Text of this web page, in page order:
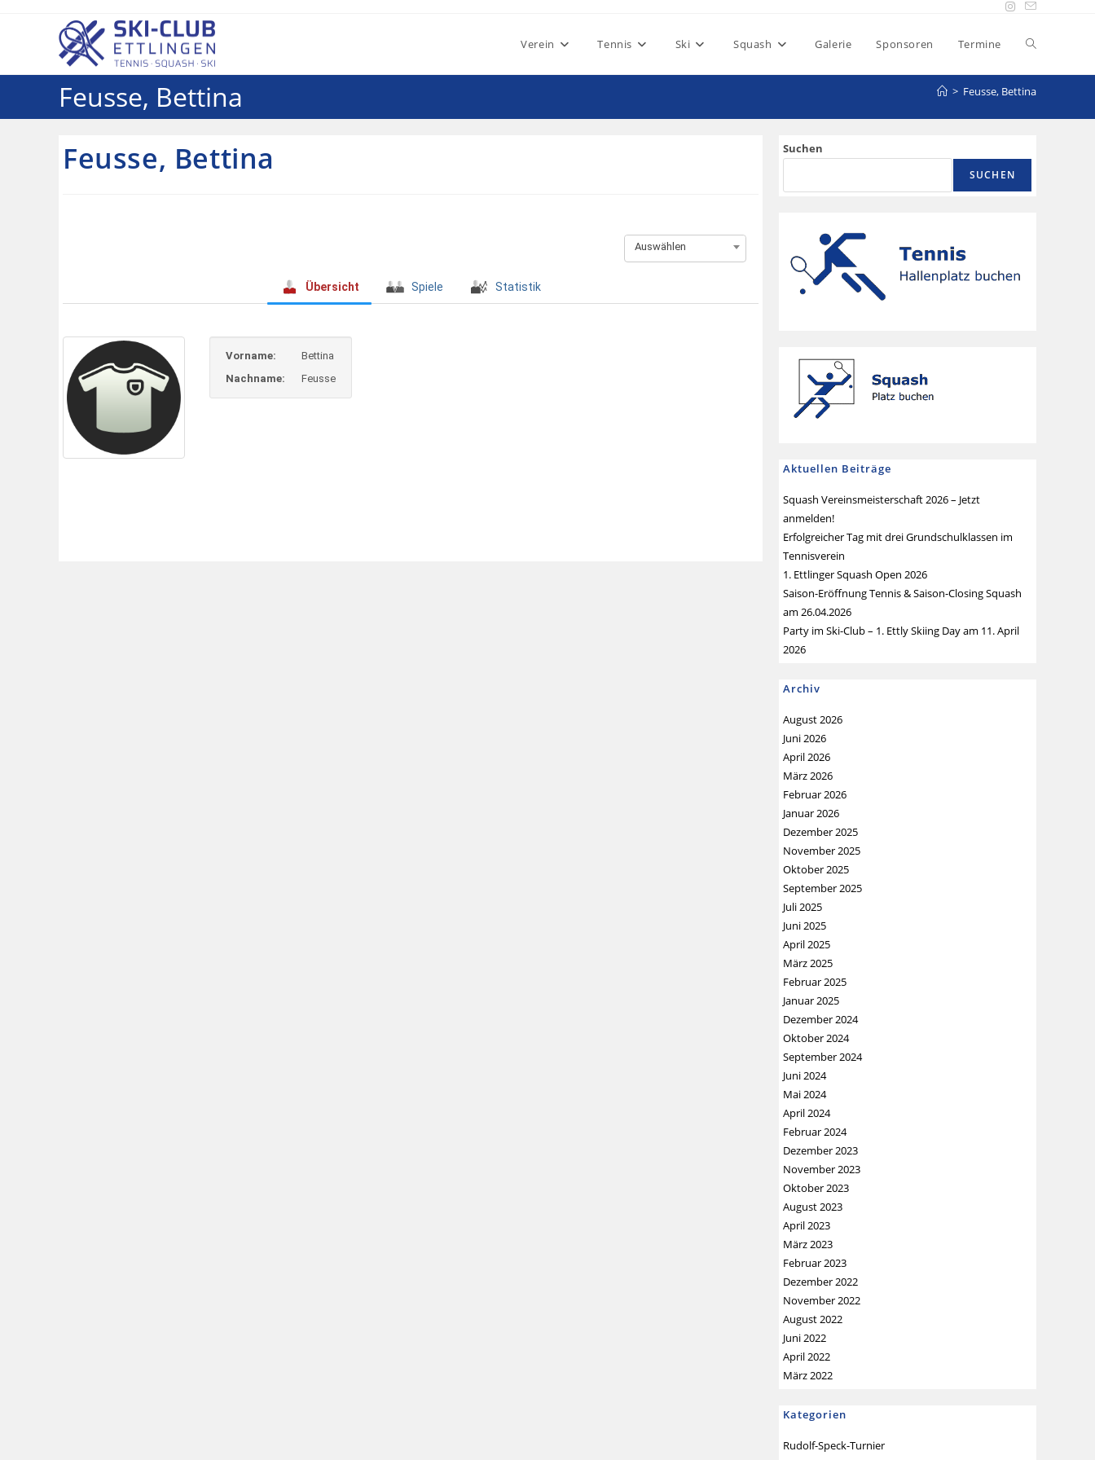
Verein Tennis Ski Squash Galerie Sponsoren Termine
Feusse, Bettina > Feusse, Bettina
Feusse, Bettina
Auswählen
Übersicht Spiele Statistik
Vorname:
Bettina
Nachname:
Feusse
Suchen
SUCHEN
Aktuellen Beiträge
Squash Vereinsmeisterschaft 2026 – Jetzt
anmelden!
Erfolgreicher Tag mit drei Grundschulklassen im
Tennisverein
1. Ettlinger Squash Open 2026
Saison-Eröffnung Tennis & Saison-Closing Squash
am 26.04.2026
Party im Ski-Club – 1. Ettly Skiing Day am 11. April
2026
Archiv
August 2026
Juni 2026
April 2026
März 2026
Februar 2026
Januar 2026
Dezember 2025
November 2025
Oktober 2025
September 2025
Juli 2025
Juni 2025
April 2025
März 2025
Februar 2025
Januar 2025
Dezember 2024
Oktober 2024
September 2024
Juni 2024
Mai 2024
April 2024
Februar 2024
Dezember 2023
November 2023
Oktober 2023
August 2023
April 2023
März 2023
Februar 2023
Dezember 2022
November 2022
August 2022
Juni 2022
April 2022
März 2022
Kategorien
Rudolf-Speck-Turnier